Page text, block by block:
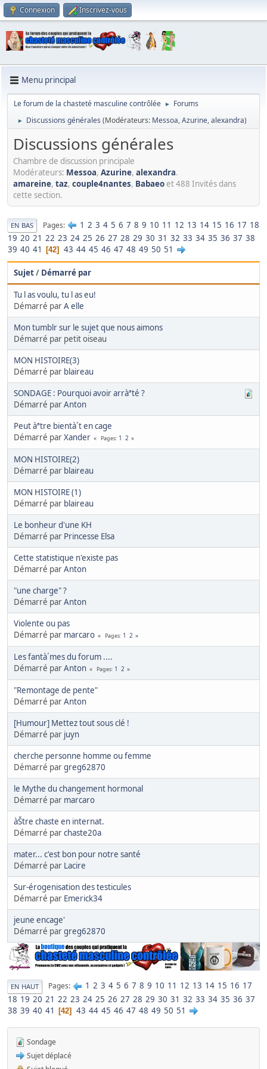
Connexion Inscrivez-vous
Menu principal
Le forum de la chasteté masculine contrôlée ► Forums
► Discussions générales (Modérateurs: Messoa,Azurine,alexandra)
Discussions générales
Chambre de discussion principale
Modérateurs: Messoa, Azurine, alexandra.
amareine, taz, couple4nantes, Babaeo et 488 Invités dans
cette section.
EN BAS Pages 1 2 3 4 5 6 7 8 9 10 11 12 13 14 15 16 17 18
19 20 21 22 23 24 25 26 27 28 29 30 31 32 33 34 35 36 37 38
39 40 41 42 43 44 45 46 47 48 49 50 51
Sujet/ Démarré par
Tu l as voulu, tu l as eu!
Démarré parA elle
Mon tumblr sur le sujet que nous aimons
Démarré par petit oiseau
MON HISTOIRE(3)
Démarré par blaireau
SONDAGE : Pourquoi avoir arràªté ?
Démarré parAnton
Peut àªtre bientà´t en cage
Démarré parXander Pages 1 2
MON HISTOIRE(2)
Démarré par blaireau
MON HISTOIRE (1)
Démarré par blaireau
Le bonheur d'une KH
Démarré par Princesse Elsa
Cette statistique n'existe pas
Démarré parAnton
"une charge" ?
Démarré parAnton
Violente ou pas
Démarré par marcaro Pages 1 2
Les fantà´mes du forum ....
Démarré parAnton Pages 1 2
"Remontage de pente"
Démarré parAnton
[Humour] Mettez tout sous clé !
Démarré par juyn
cherche personne homme ou femme
Démarré pargreg62870
le Mythe du changement hormonal
Démarré par marcaro
àŠtre chaste en internat.
Démarré parchaste20a
mater... c'est bon pour notre santé
Démarré par Lacire
Sur-érogenisation des testicules
Démarré par Emerick34
jeune encage'
Démarré pargreg62870
EN HAUT Pages 1 2 3 4 5 6 7 8 9 10 11 12 13 14 15 16 17
18 19 20 21 22 23 24 25 26 27 28 29 30 31 32 33 34 35 36 37
38 39 40 41 42 43 44 45 46 47 48 49 50 51
Sondage
Sujet déplacé